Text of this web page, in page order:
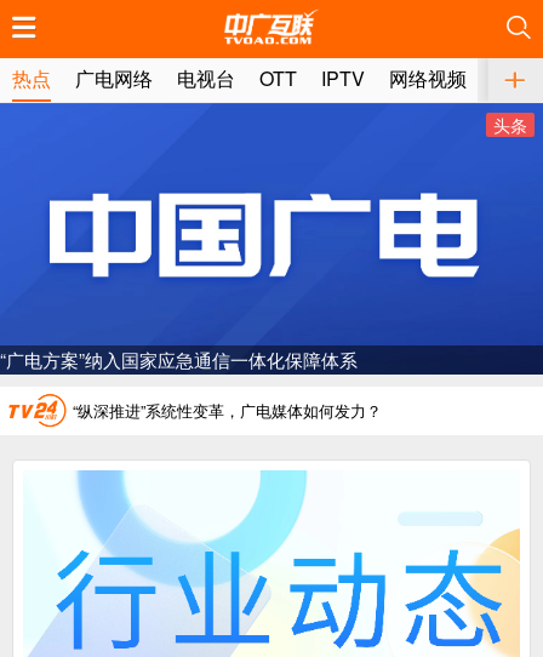
热点 广电网络 电视台 OTT IPTV 网络视频 媒体
头条
储备近400部，“微短剧精品创作传播计划‘五个一批工程’”调度会召
广电总局对互联网电视自动续费专项治理
中国广电：编制一体化电视技术标准白皮书
一电视频道开播
“纵深推进”系统性变革，广电媒体如何发力？
“一省一网”，中国广电为何走了二十年？
广电总局对互联网电视自动续费专项治理
中国广电：编制一体化电视技术标准白皮书
推荐
推荐
推荐
推荐
推荐
推荐
推荐
推荐
推荐
推荐
推荐
推荐
推荐
推荐
推荐
推荐
推荐
推荐
推荐
推荐